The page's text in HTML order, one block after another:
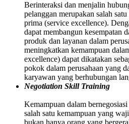
Berinteraksi dan menjalin
pelanggan merupakan salah
prima (service excellence).
dapat membangun kesempatan
produk dan layanan dalam
meningkatkan kemampuan
excellence) dapat dikatakan
pokok dalam perusahaan yang
karyawan yang berhubungan
Negotiation Skill Training
Kemampuan dalam
salah satu kemampuan yang